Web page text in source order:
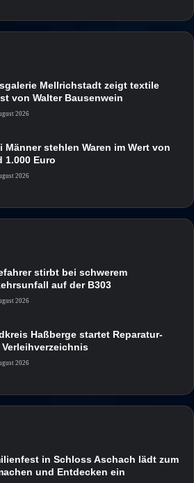
Mellrichstadt zeigt textile
von Walter Bausenwein
2026
Männer stehlen Waren im Wert von
1.000 Euro
2026
stirbt bei schwerem
auf der B303
2026
Haßberge startet Reparatur-
2026
in Schloss Aschach lädt zum
und Entdecken ein